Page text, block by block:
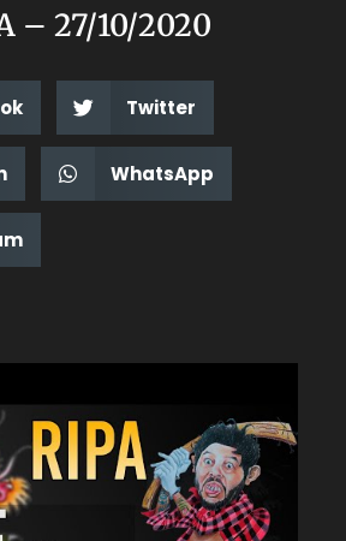
– 27/10/2020
Twitter
WhatsApp